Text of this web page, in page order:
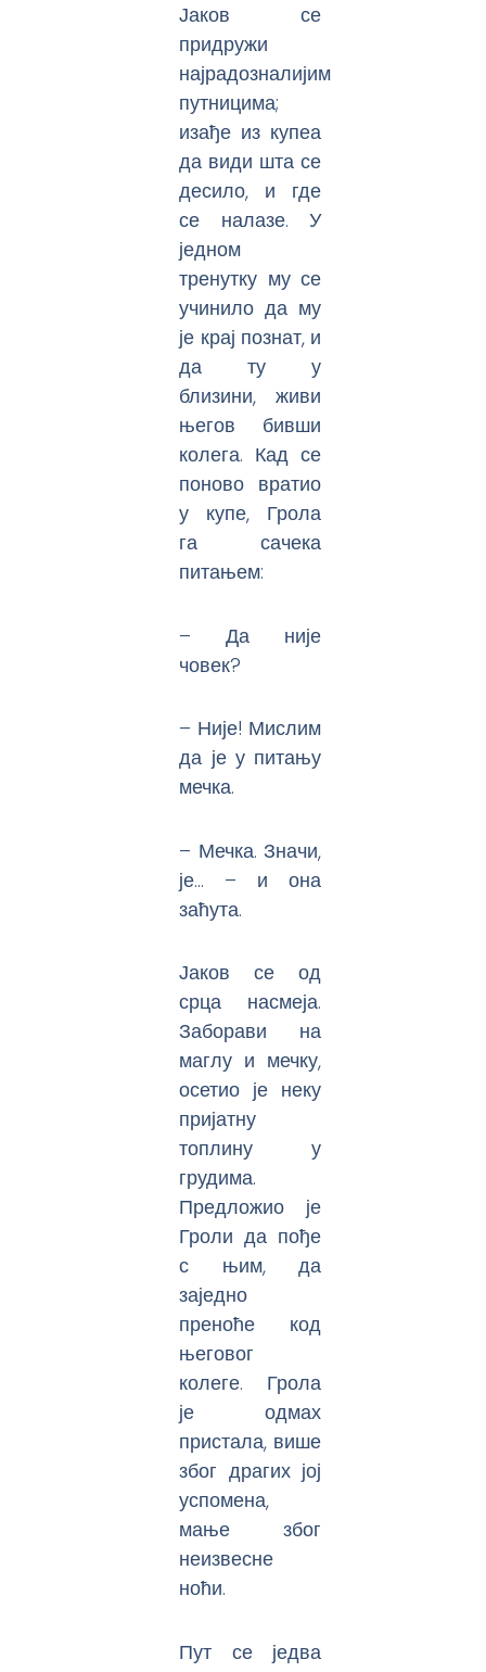
Јаков се
придружи
најрадозналијим
путницима;
изађе из купеа
да види шта се
десило, и где
се налазе. У
једном
тренутку му се
учинило да му
је крај познат, и
да ту у
близини, живи
његов бивши
колега. Кад се
поново вратио
у купе, Грола
га сачека
питањем:
– Да није
човек?
– Није! Мислим
да је у питању
мечка.
– Мечка. Значи,
је… – и она
заћута.
Јаков се од
срца насмеја.
Заборави на
маглу и мечку,
осетио је неку
пријатну
топлину у
грудима.
Предложио је
Гроли да пође
с њим, да
заједно
преноће код
његовог
колеге. Грола
је одмах
пристала, више
због драгих јој
успомена,
мање због
неизвесне
ноћи.
Пут се једва